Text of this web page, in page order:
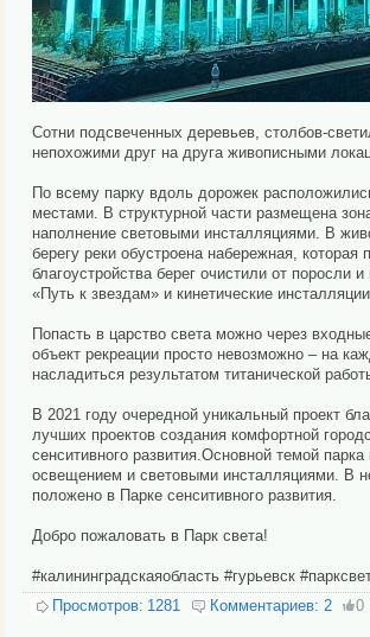
Сотни подсвеченных деревьев, столбов-
непохожими друг на друга живописными
По всему парку вдоль дорожек
местами. В структурной части размещена
наполнение световыми инсталляциями. В
берегу реки обустроена набережная,
благоустройства берег очистили от поросли
«Путь к звездам» и кинетические
Попасть в царство света можно через
объект рекреации просто невозможно – на
насладиться результатом титанической
В 2021 году очередной уникальный проект
лучших проектов создания комфортной
сенситивного развития.Основной темой
освещением и световыми инсталляциями. В
положено в Парке сенситивного развития.
Добро пожаловать в Парк света!
#калининградскаяобласть #гурьевск
Просмотров: 1281 Комментариев: 2 0